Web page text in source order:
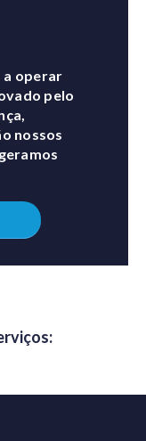
a operar
pelo
nossos